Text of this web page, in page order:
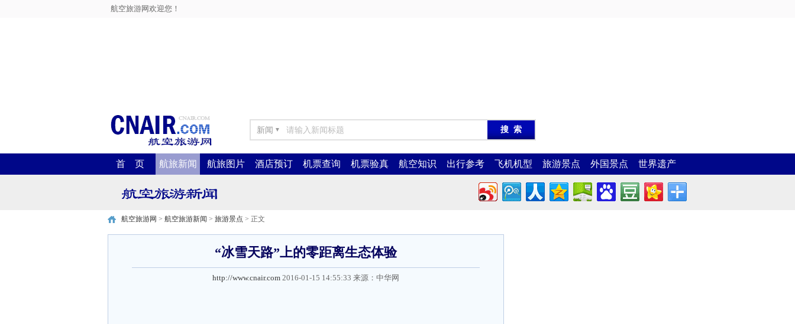
航空旅游网欢迎您！
新闻 ▼
首 页 航旅新闻 航旅图片 酒店预订 机票查询 机票验真 航空知识 出行参考 飞机机型 旅游景点 外国景点 世界遗产
航空旅游网 > 航空旅游新闻 > 旅游景点 > 正文
“冰雪天路”上的零距离生态体验
http://www.cnair.com 2016-01-15 14:55:33 来源： 中华网